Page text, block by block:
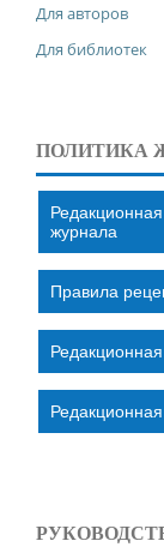
Для авторов
Для библиотек
ПОЛИТИКА
журнала
Правила
Редакционная